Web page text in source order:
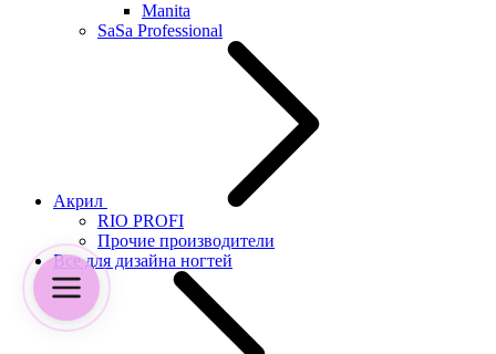
Manita
SaSa Professional
Акрил
RIO PROFI
Прочие производители
Все для дизайна ногтей